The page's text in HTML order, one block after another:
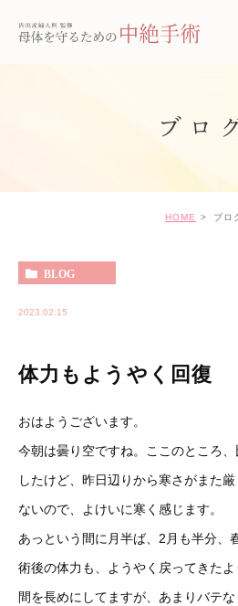
ブロ
HOME ブロ
BLOG
2023.02.15
体力もようやく回復
おはようございます。
今朝は曇り空ですね。ここのところ
したけど、昨日辺りから寒さがまた
ないので、よけいに寒く感じます。
あっという間に月半ば、2月も半分、
術後の体力も、ようやく戻ってきた
間を長めにしてますが、あまりバテな